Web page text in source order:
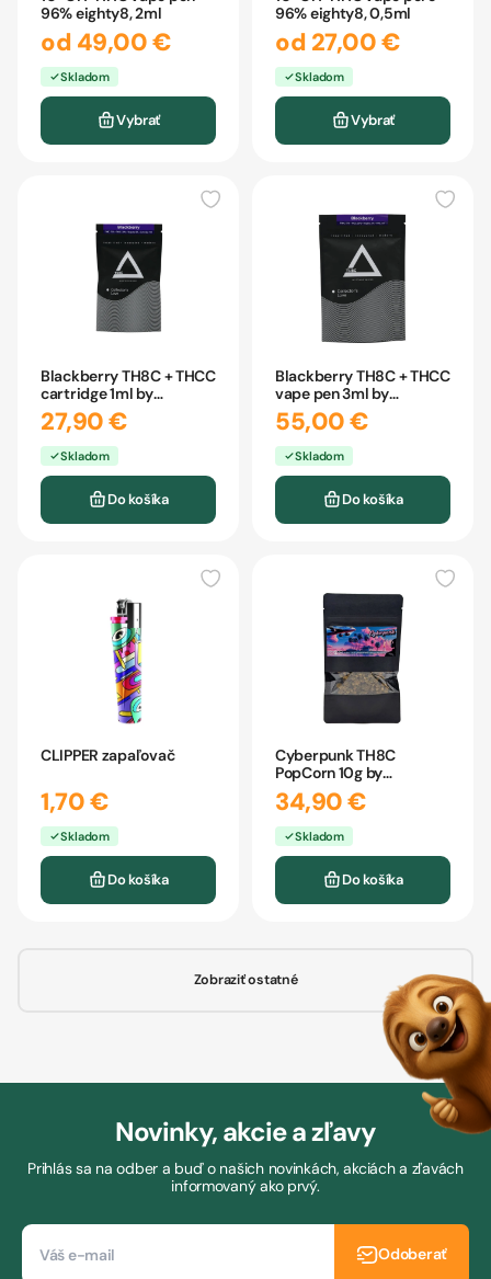
96% eighty8, 2ml
od 49,00 €
Skladom
Vybrať
96% eighty8, 0,5ml
od 27,00 €
Skladom
Vybrať
Blackberry TH8C + THCC
cartridge 1ml by
CBDpredajňa
27,90 €
Skladom
Do košíka
Blackberry TH8C + THCC
vape pen 3ml by
CBDpredajňa
55,00 €
Skladom
Do košíka
CLIPPER zapaľovač
1,70 €
Skladom
Do košíka
Cyberpunk TH8C
PopCorn 10g by
CBDpredajňa
34,90 €
Skladom
Do košíka
Zobraziť ostatné
Novinky, akcie a zľavy
Prihlás sa na odber a buď o našich novinkách, akciách a zľavách
informovaný ako prvý.
Odoberať